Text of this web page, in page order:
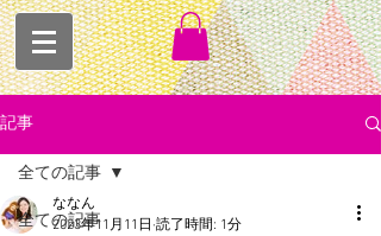
記事
全ての記事
全ての記事
ななん
2023年11月11日 読了時間: 1分